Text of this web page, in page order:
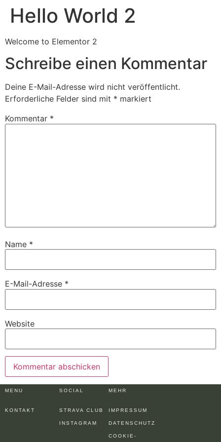
Hello World 2
Welcome to Elementor 2
Schreibe einen Kommentar
Deine E-Mail-Adresse wird nicht veröffentlicht.
Erforderliche Felder sind mit * markiert
Kommentar *
Name *
E-Mail-Adresse *
Website
MENU
KONTAKT
SOCIAL
STRAVA CLUB
INSTAGRAM
MEHR
IMPRESSUM
DATENSCHUTZ
COOKIE-